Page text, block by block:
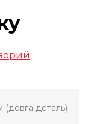
(довга деталь)